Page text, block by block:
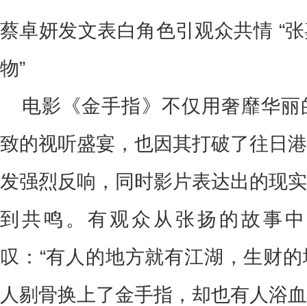
蔡卓妍发文表白角色引观众共情 “
物”
电影《金手指》不仅用奢靡华
致的视听盛宴，也因其打破了往日
发强烈反响，同时影片表达出的现
到共鸣。有观众从张扬的故事
叹：“有人的地方就有江湖，生财
人剔骨换上了金手指，却也有人浴